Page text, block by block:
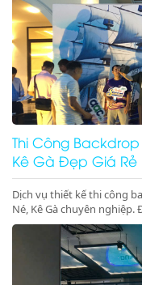
Thi Công
Kê Gà Đẹp Giá Rẻ
Dịch vụ thiết kế thi công
Né, Kê Gà chuyên
cho sự kiện của bạn. Gọi